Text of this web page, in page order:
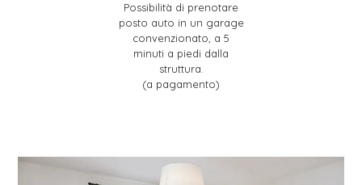
Possibilità di prenotare
posto auto in un garage
convenzionato, a 5
minuti a piedi dalla
struttura.
(a pagamento)